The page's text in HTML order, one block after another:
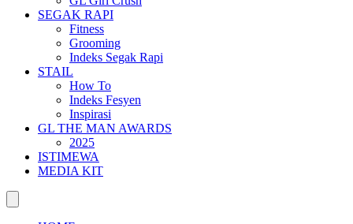
SEGAK RAPI
Fitness
Grooming
Indeks Segak Rapi
STAIL
How To
Indeks Fesyen
Inspirasi
GL THE MAN AWARDS
2025
ISTIMEWA
MEDIA KIT